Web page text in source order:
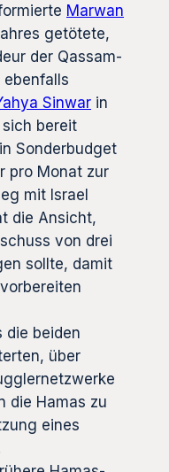
Marwan
getötete,
der Qassam-
Sinwar in
bereit
Sonderbudget
pro Monat zur
mit Israel
die Ansicht,
von drei
sollte, damit
die beiden
über
die Hamas zu
eines